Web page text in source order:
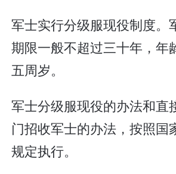
军士实行分级服现役制度。
期限一般不超过三十年，年
五周岁。
军士分级服现役的办法和直
门招收军士的办法，按照国
规定执行。